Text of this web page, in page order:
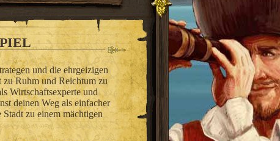
und die ehrgeizigen
zu Ruhm und Reichtum zu
Wirtschaftsexperte und
deinen Weg als einfacher
zu einem mächtigen